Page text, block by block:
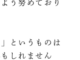
う努めており
というものは
しれません